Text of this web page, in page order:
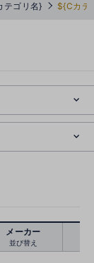
テゴリ名} ${Cカテ
o
s
e
メーカー
並び替え